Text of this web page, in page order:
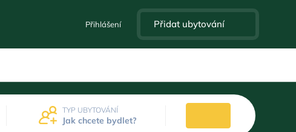
Přihlášení Přidat ubytování
TYP UBYTOVÁNÍ
Jak chcete bydlet?